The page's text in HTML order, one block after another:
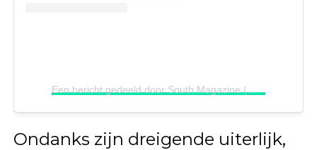
Ondanks zijn dreigende uiterlijk,